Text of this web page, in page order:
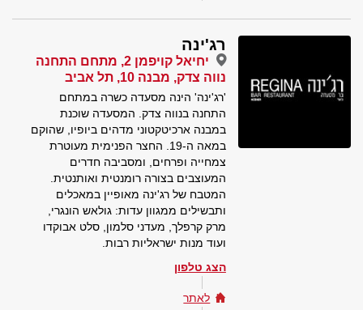
רג'ינה
יחיאל קויפמן 2, מתחם התחנה
נווה צדק, מבנה 10, תל אביב
'רג'ינה' הינה מסעדה כשרה במתחם
התחנה בנווה צדק. המסעדה שוכנת
במבנה ארכיטקטוני מדהים ביופיו, שהוקם
במאה ה-19. החצר הפנימית מעוטרת
צמחייה ופרחים, ומסביבה חדרים
המעוצבים בצורה רומנטית ואותנטית.
המטבח של רג'ינה מאופיין במאכלים
ותבשילים ממגוון עדות: גולאש הונגרי,
מרק קרפלך, מעדני סלמון, סלט אבוקדו
ועוד מנות ישראליות רבות.
הצג טלפון
לאתר